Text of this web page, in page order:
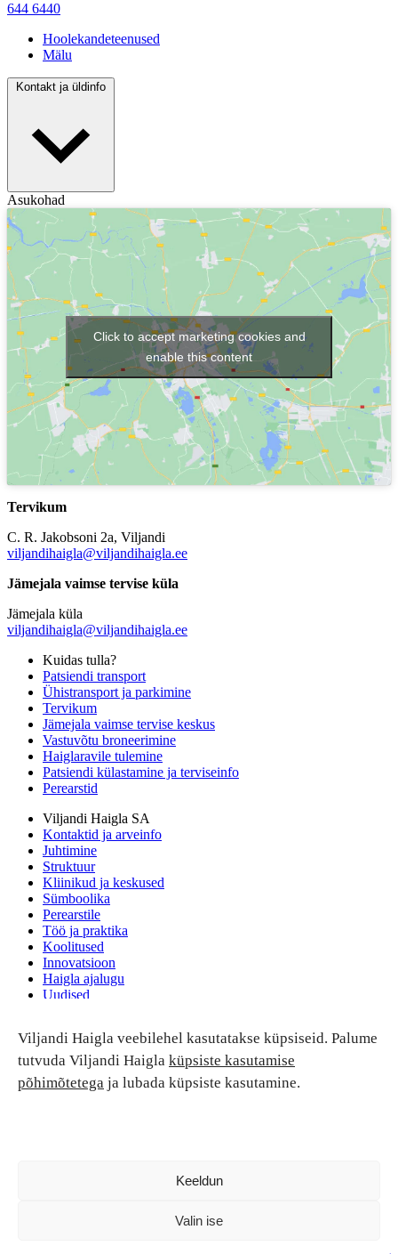
Viljandi Haigla veebilehel kasutatakse küpsiseid. Palume
tutvuda Viljandi Haigla küpsiste kasutamise
põhimõtetega ja lubada küpsiste kasutamine.
Keeldun
Valin ise
644 6440
Hoolekandeteenused
Mälu
Kontakt ja üldinfo
Asukohad
Click to accept marketing cookies and
enable this content
Tervikum
C. R. Jakobsoni 2a, Viljandi
viljandihaigla@viljandihaigla.ee
Jämejala vaimse tervise küla
Jämejala küla
viljandihaigla@viljandihaigla.ee
Kuidas tulla?
Patsiendi transport
Ühistransport ja parkimine
Tervikum
Jämejala vaimse tervise keskus
Vastuvõtu broneerimine
Haiglaravile tulemine
Patsiendi külastamine ja terviseinfo
Perearstid
Viljandi Haigla SA
Kontaktid ja arveinfo
Juhtimine
Struktuur
Kliinikud ja keskused
Sümboolika
Perearstile
Töö ja praktika
Koolitused
Innovatsioon
Haigla ajalugu
Uudised
Patsiendi turvalisus ja õigused
Patsiendi õigused ja kohustused
Patsiendiohutus
Patsientide nõukoda